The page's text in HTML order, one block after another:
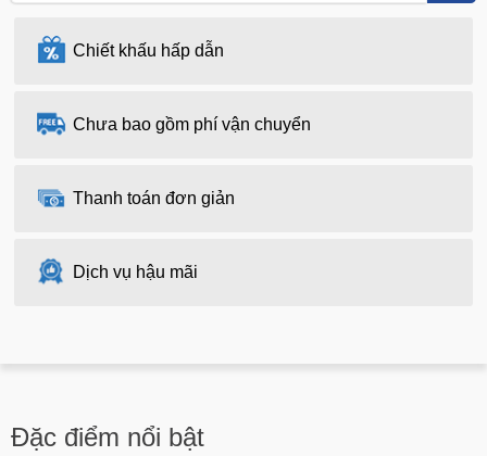
Chiết khấu hấp dẫn
Chưa bao gồm phí vận chuyển
Thanh toán đơn giản
Dịch vụ hậu mãi
Đặc điểm nổi bật